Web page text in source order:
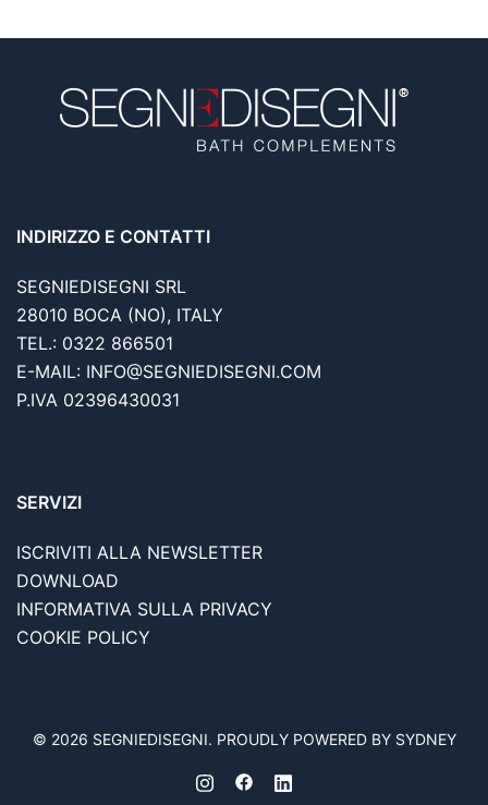
INDIRIZZO E CONTATTI
SEGNIEDISEGNI SRL
28010 BOCA (NO), ITALY
TEL.: 0322 866501
E-MAIL: INFO@SEGNIEDISEGNI.COM
P.IVA 02396430031
SERVIZI
ISCRIVITI ALLA NEWSLETTER
DOWNLOAD
INFORMATIVA SULLA PRIVACY
COOKIE POLICY
© 2026 SEGNIEDISEGNI. PROUDLY POWERED BY SYDNEY